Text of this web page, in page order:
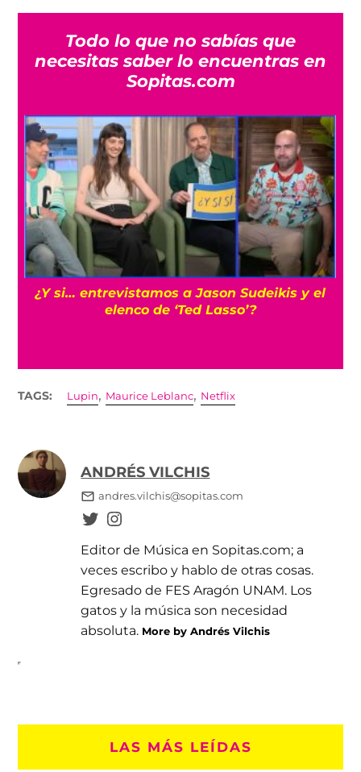
Todo lo que no sabías que
necesitas saber lo encuentras en
Sopitas.com
¿Y si… entrevistamos a Jason Sudeikis y el
elenco de ‘Ted Lasso’?
TAGS: Lupin, Maurice Leblanc, Netflix
ANDRÉS VILCHIS
andres.vilchis@sopitas.com
Editor de Música en Sopitas.com; a
veces escribo y hablo de otras cosas.
Egresado de FES Aragón UNAM. Los
gatos y la música son necesidad
absoluta. More by Andrés Vilchis
LAS MÁS LEÍDAS